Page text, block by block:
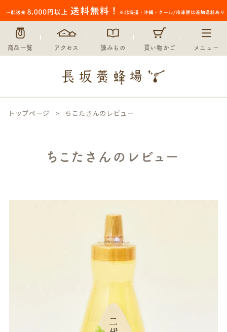
商品一覧 アクセス 読みもの 買い物かご メニュー
トップページ ちこたさんのレビュー
ちこたさんのレビュー